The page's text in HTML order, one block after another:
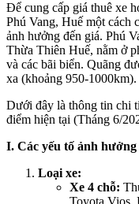
Để cung cấp giá thuê xe
Phú Vang, Huế một cách
ảnh hưởng đến giá. Phú
Thừa Thiên Huế, nằm ở
và các bãi biển. Quãng
xa (khoảng 950-1000km).
Dưới đây là thông tin chi
điểm hiện tại (Tháng 6/
I. Các yếu tố ảnh hưởng
Loại xe:
Xe 4 chỗ: